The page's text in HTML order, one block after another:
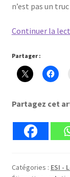
n’est pas un
Continuer la
Partager :
Partagez cet
Catégories : ESI -